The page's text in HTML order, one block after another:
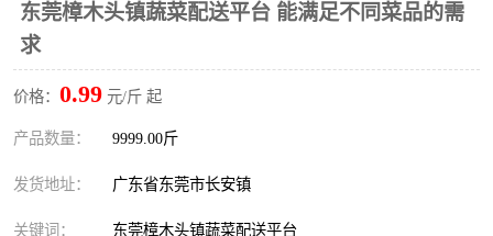
东莞樟木头镇蔬菜配送平台 能满足不同菜品的需
求
价格： 0.99 元/斤 起
产品数量： 9999.00斤
发货地址： 广东省东莞市长安镇
关键词： 东莞樟木头镇蔬菜配送平台